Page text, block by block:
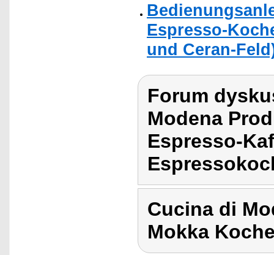
Espresso-
und Ceran-
Forum
Modena
Espresso-
Cucina di
Mokka